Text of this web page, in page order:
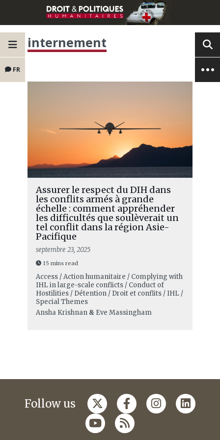
FR
internement
Assurer le respect du DIH dans
les conflits armés à grande
échelle : comment appréhender
les difficultés que soulèverait un
tel conflit dans la région Asie-
Pacifique
septembre 23, 2025
15 mins read
Access / Action humanitaire / Complying with
IHL in large-scale conflicts / Conduct of
Hostilities / Détention / Droit et conflits / IHL /
Special Themes
Ansha Krishnan& Eve Massingham
Follow us